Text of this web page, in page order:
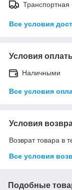
Транспортная
Все условия
Условия
Наличными
Все условия
Условия
Возврат товара в
Все условия
Подобные